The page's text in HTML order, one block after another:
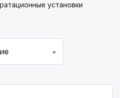
установки